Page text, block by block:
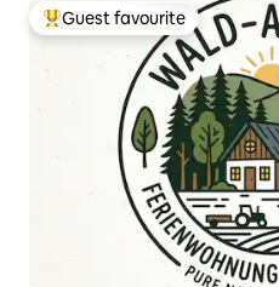
Top guest favourite
Guest favourite